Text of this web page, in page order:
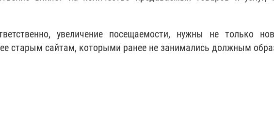
увеличение посещаемости, нужны не только
старым сайтам, которыми ранее не занимались должным